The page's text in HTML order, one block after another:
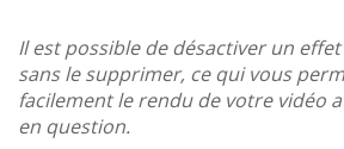
Il est possible de désactiver un
sans le supprimer, ce qui vous
facilement le rendu de votre vidéo
en question.